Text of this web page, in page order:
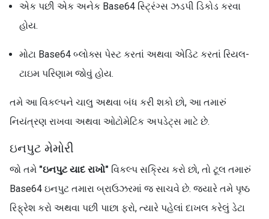
એક પછી એક અનેક Base64 સ્ટ્રિંગ્સ ઝડપી ડિકોડ કરવા
હોય.
મોટા Base64 બ્લોક્સ પેસ્ટ કરતાં અથવા એડિટ કરતાં રિયલ-
ટાઇમ પરિણામ જોવું હોય.
તમે આ વિકલ્પને ચાલુ અથવા બંધ કરી શકો છો, આ તમારું
નિયંત્રણ રાખવા અથવા ઓટોમેટિક અપડેટ્સ માટે છે.
ઇનપુટ મેમોરી
જો તમે "ઇનપુટ યાદ રાખો" વિકલ્પ સક્રિય કરો છો, તો ટૂલ તમારું
Base64 ઇનપુટ તમારા બ્રાઉઝરમાં જ સાચવે છે. જ્યારે તમે પૃષ્ઠ
રિફ્રેશ કરો અથવા પછી પાછા ફરો, ત્યારે પહેલાં દાખલ કરેલું ડેટા